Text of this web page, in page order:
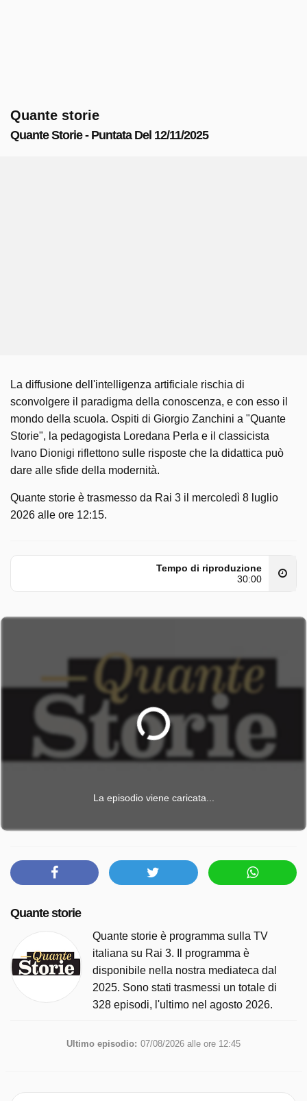
Quante storie
Quante Storie - Puntata Del 12/11/2025
La diffusione dell'intelligenza artificiale rischia di
sconvolgere il paradigma della conoscenza, e con esso il
mondo della scuola. Ospiti di Giorgio Zanchini a "Quante
Storie", la pedagogista Loredana Perla e il classicista
Ivano Dionigi riflettono sulle risposte che la didattica può
dare alle sfide della modernità.
Quante storie è trasmesso da Rai 3 il mercoledì 8 luglio
2026 alle ore 12:15.
Tempo di riproduzione
30:00
La episodio viene caricata...
Quante storie
Quante storie è programma sulla TV
italiana su Rai 3. Il programma è
disponibile nella nostra mediateca dal
2025. Sono stati trasmessi un totale di
328 episodi, l'ultimo nel agosto 2026.
Ultimo episodio: 07/08/2026 alle ore 12:45